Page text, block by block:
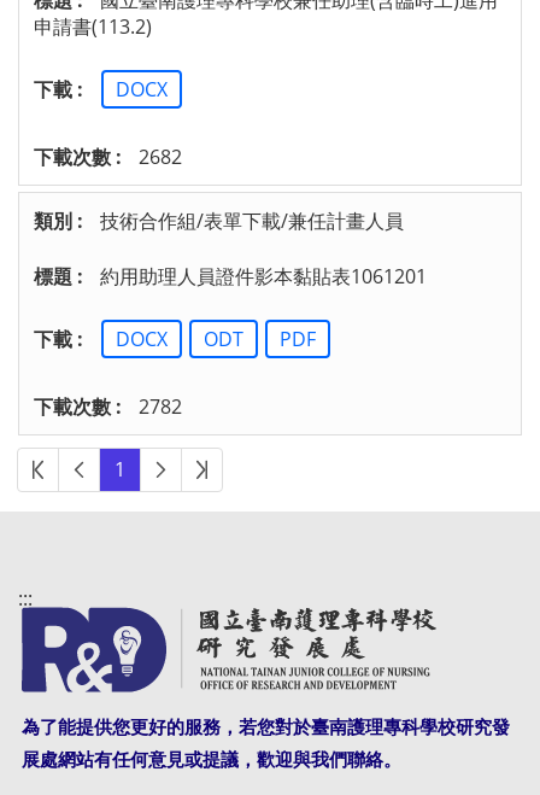
申請書(113.2)
DOCX
2682
技術合作組/表單下載/兼任計畫人員
約用助理人員證件影本黏貼表1061201
DOCX ODT PDF
2782
第一頁上一頁
1 下一頁最後頁
:::
為了能提供您更好的服務，若您對於臺南護理專科學校研究發
展處網站有任何意見或提議，歡迎與我們聯絡。